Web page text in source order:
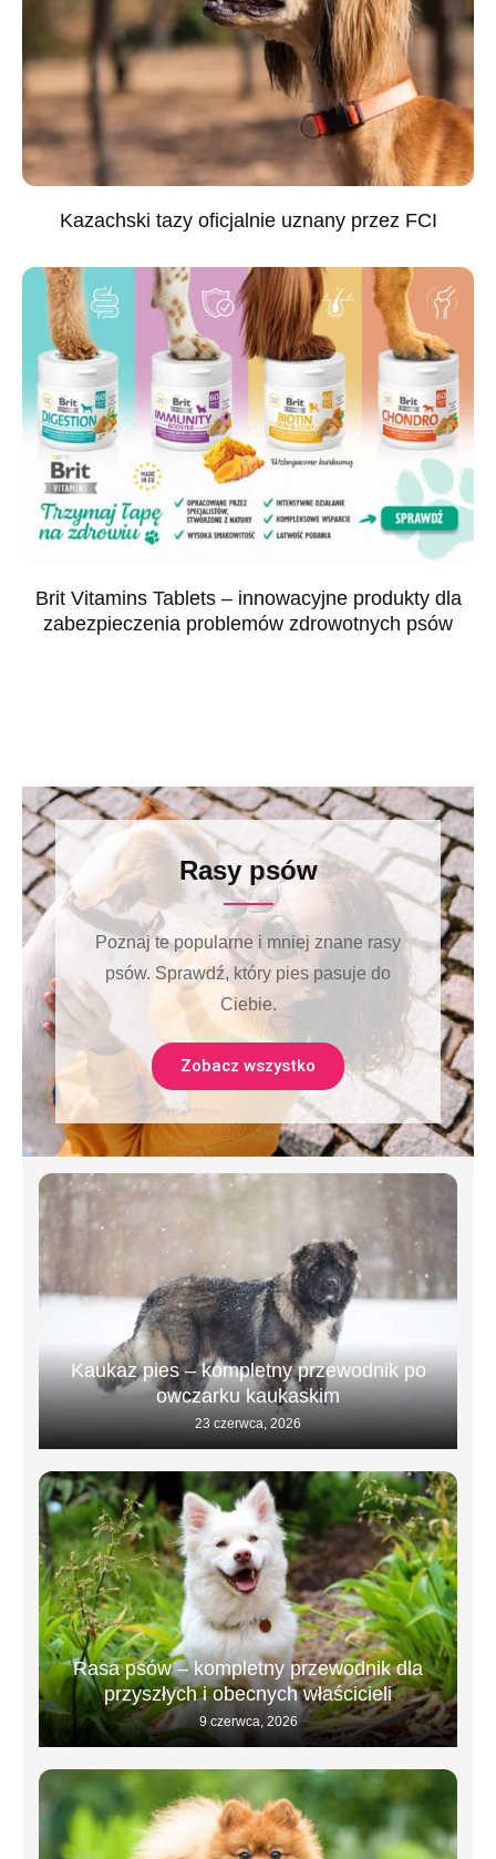
Kazachski tazy oficjalnie uznany przez FCI
Brit Vitamins Tablets – innowacyjne produkty dla
zabezpieczenia problemów zdrowotnych psów
Rasy psów
Poznaj te popularne i mniej znane rasy
psów. Sprawdź, który pies pasuje do
Ciebie.
Zobacz wszystko
Kaukaz pies – kompletny przewodnik po
owczarku kaukaskim
23 czerwca, 2026
Rasa psów – kompletny przewodnik dla
przyszłych i obecnych właścicieli
9 czerwca, 2026